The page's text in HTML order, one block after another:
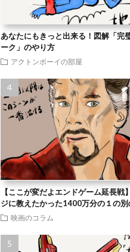
あなたにもきっと出来る！図解「完
ーク」のやり方
アクトンボーイの部屋
【ここが変だよエンドゲーム延長戦
ジに教えたかった1400万分の１の別
映画のコラム